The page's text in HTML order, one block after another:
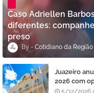
Caso Adriellen
diferentes:
preso
Cotidiano da Região
Juazeiro
2026 com